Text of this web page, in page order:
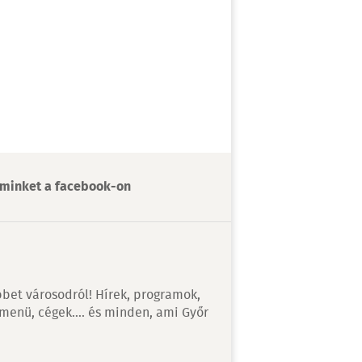
a facebook-on
városodról! Hírek, programok,
cégek…. és minden, ami Győr